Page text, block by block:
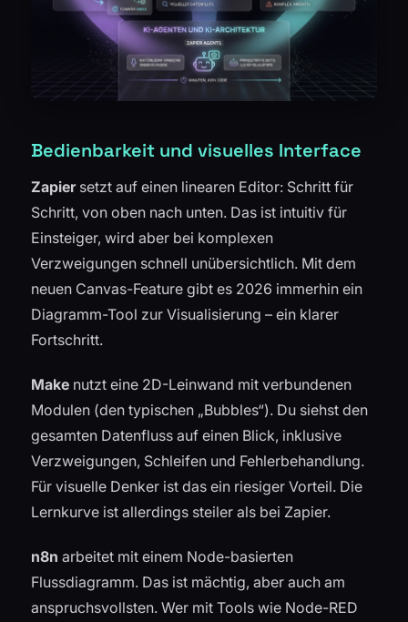
Bedienbarkeit und visuelles Interface
Zapiersetzt auf einen linearen Editor: Schritt für
Schritt, von oben nach unten. Das ist intuitiv für
Einsteiger, wird aber bei komplexen
Verzweigungen schnell unübersichtlich. Mit dem
neuen Canvas-Feature gibt es 2026 immerhin ein
Diagramm-Tool zur Visualisierung – ein klarer
Fortschritt.
Make nutzt eine 2D-Leinwand mit verbundenen
Modulen (den typischen „Bubbles“). Du siehst den
gesamten Datenfluss auf einen Blick, inklusive
Verzweigungen, Schleifen und Fehlerbehandlung.
Für visuelle Denker ist das ein riesiger Vorteil. Die
Lernkurve ist allerdings steiler als bei Zapier.
n8n arbeitet mit einem Node-basierten
Flussdiagramm. Das ist mächtig, aber auch am
anspruchsvollsten. Wer mit Tools wie Node-RED